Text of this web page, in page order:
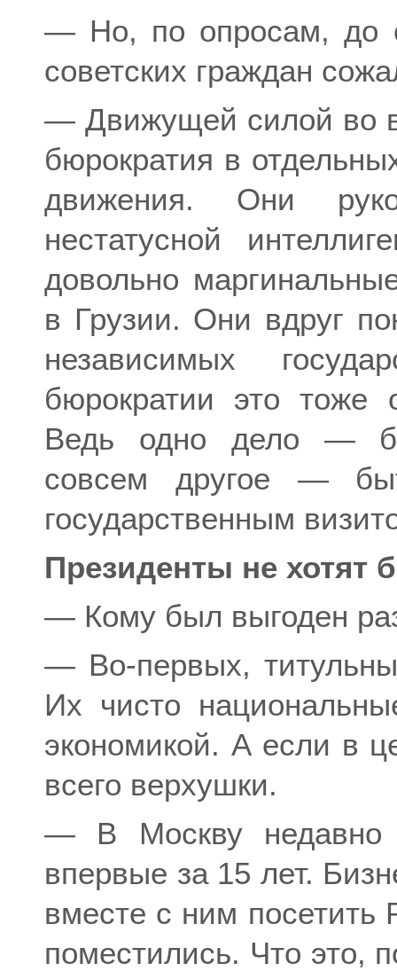
— Но, по опросам, до
советских граждан
— Движущей силой во
бюрократия в
движения. Они
нестатусной
довольно
в Грузии. Они вдруг
независимых
бюрократии это тоже
Ведь одно дело —
совсем другое —
государственным
Президенты не хотят
— Кому был выгоден
— Во-первых,
Их чисто
экономикой. А если в
всего верхушки.
— В Москву недавно
впервые за 15 лет.
вместе с ним
поместились. Что это,